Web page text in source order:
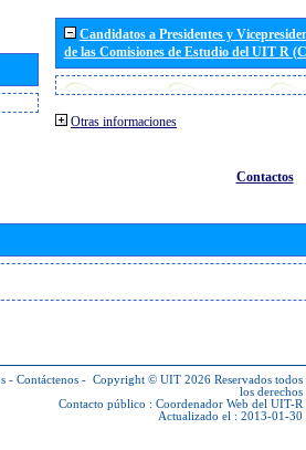
Candidatos a Presidentes y
de las Comisiones de Estudio del UIT R
Otras informaciones
Contactos
- Contáctenos - Copyright © UIT 2026 Reservados todos
los derechos
Contacto público : Coordenador Web del UIT-R
Actualizado el : 2013-01-30